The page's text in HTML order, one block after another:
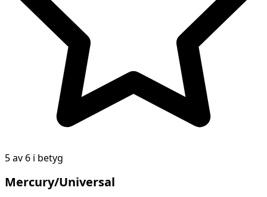
5 av 6 i betyg
Mercury/Universal